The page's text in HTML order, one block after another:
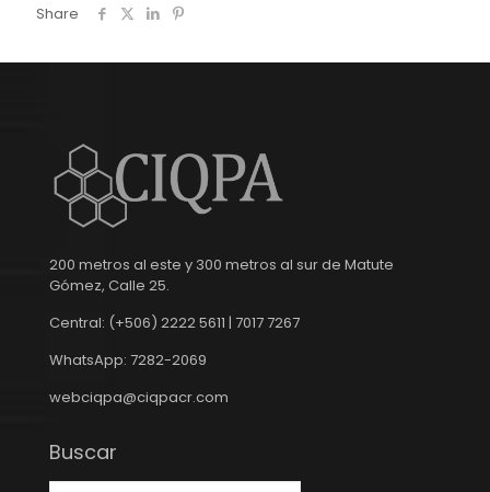
Share
200 metros al este y 300 metros al sur de Matute
Gómez, Calle 25.
Central: (+506) 2222 5611 | 7017 7267
WhatsApp: 7282-2069
webciqpa@ciqpacr.com
Buscar